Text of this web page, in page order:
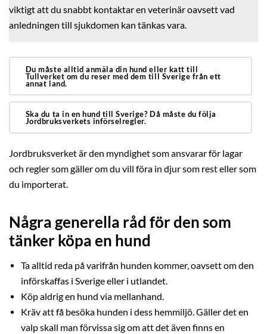
viktigt att du snabbt kontaktar en veterinär oavsett vad
anledningen till sjukdomen kan tänkas vara.
Du måste alltid anmäla din hund eller katt till
Tullverket om du reser med dem till Sverige från ett
annat land.
Ska du ta in en hund till Sverige? Då måste du följa
Jordbruksverkets införselregler.
Jordbruksverket är den myndighet som ansvarar för lagar
och regler som gäller om du vill föra in djur som rest eller som
du importerat.
Några generella råd för den som
tänker köpa en hund
Ta alltid reda på varifrån hunden kommer, oavsett om den
införskaffas i Sverige eller i utlandet.
Köp aldrig en hund via mellanhand.
Kräv att få besöka hunden i dess hemmiljö. Gäller det en
valp skall man förvissa sig om att det även finns en